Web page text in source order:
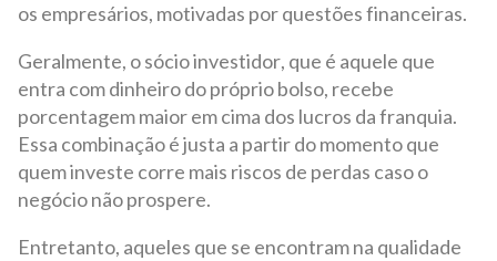
os empresários, motivadas por questões financeiras.
Geralmente, o sócio investidor, que é aquele que
entra com dinheiro do próprio bolso, recebe
porcentagem maior em cima dos lucros da franquia.
Essa combinação é justa a partir do momento que
quem investe corre mais riscos de perdas caso o
negócio não prospere.
Entretanto, aqueles que se encontram na qualidade